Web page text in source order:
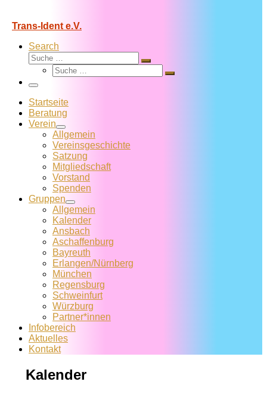
Trans-Ident e.V.
Search
Suche
Suche
Suche
Suche
Menü
Startseite
Beratung
Verein
Allgemein
Vereins­geschichte
Satzung
Mitglied­schaft
Vorstand
Spenden
Gruppen
Allgemein
Kalender
Ansbach
Aschaffenburg
Bayreuth
Erlangen/Nürnberg
München
Regensburg
Schweinfurt
Würzburg
Partner*innen
Infobereich
Aktuelles
Kontakt
Kalender